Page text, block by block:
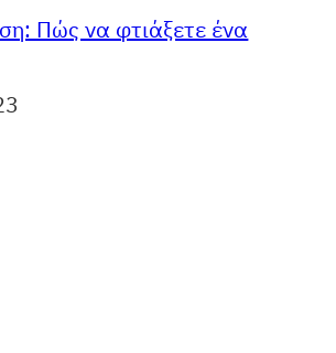
Πώς να φτιάξετε ένα